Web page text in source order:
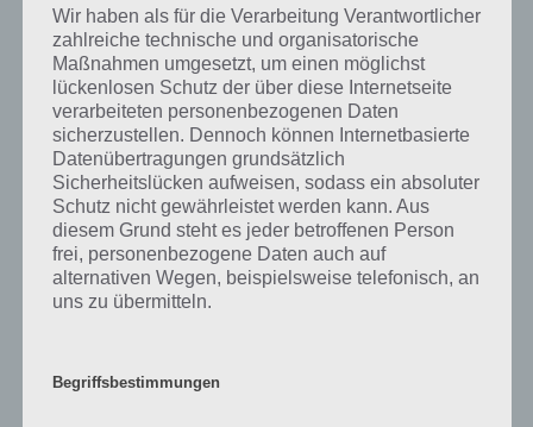
Wenn du weitere Tipps und Tricks zu Akt 1 hast, um
Schaumstoffhände oder Amateur-Dollar zu bekommen, dann melde
dich einfach in den Kommentaren. Wir werden den Artikel dann
entsprechend erweitert.
Preise bei Akt 1 vom Simpsons
Springfield Tipp-Ball Update
Als nächstes wollen wir auf die Preise eingehen, die ihr in Akt 1
freischalten könnt. Dazu müssen Schaumstoffhände gesammelt
Wir haben als für die Verarbeitung Verantwortlicher
zahlreiche technische und organisatorische
Maßnahmen umgesetzt, um einen möglichst
lückenlosen Schutz der über diese Internetseite
verarbeiteten personenbezogenen Daten
sicherzustellen. Dennoch können Internetbasierte
Datenübertragungen grundsätzlich
Sicherheitslücken aufweisen, sodass ein absoluter
Schutz nicht gewährleistet werden kann. Aus
diesem Grund steht es jeder betroffenen Person
frei, personenbezogene Daten auch auf
alternativen Wegen, beispielsweise telefonisch, an
uns zu übermitteln.
Begriffsbestimmungen